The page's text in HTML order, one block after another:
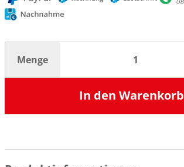
Menge
In den Warenkorb